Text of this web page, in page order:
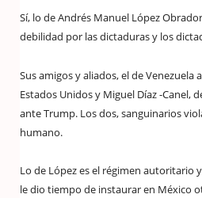
Sí, lo de Andrés Manuel López
debilidad por las dictaduras y los
Sus amigos y aliados, el de Venezuela
Estados Unidos y Miguel Díaz -Canel,
ante Trump. Los dos, sanguinarios
humano.
Lo de López es el régimen autoritario
le dio tiempo de instaurar en México